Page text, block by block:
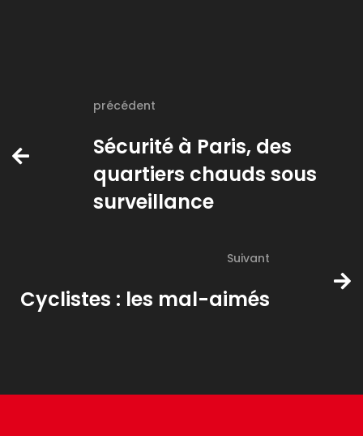
précédent
Sécurité à Paris, des
quartiers chauds sous
surveillance
Suivant
Cyclistes : les mal-aimés